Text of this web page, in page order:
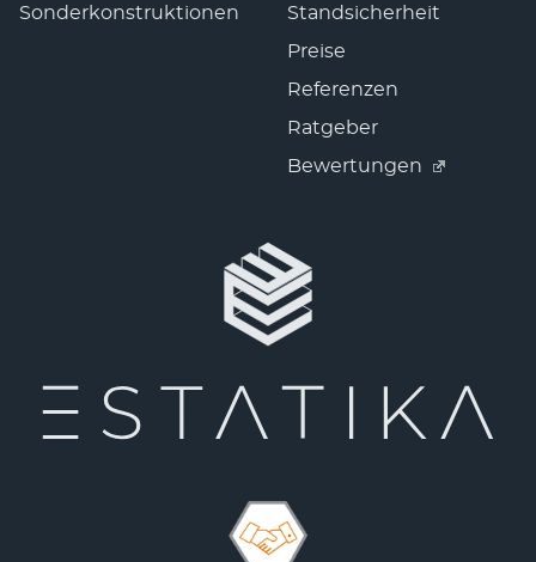
Sonderkonstruktionen
Standsicherheit
Preise
Referenzen
Ratgeber
Bewertungen